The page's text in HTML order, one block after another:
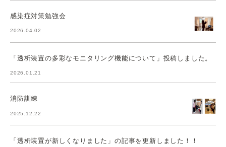
感染症対策勉強会
2026.04.02
「透析装置の多彩なモニタリング機能について」投稿しました。
2026.01.21
消防訓練
2025.12.22
「透析装置が新しくなりました」の記事を更新しました！！